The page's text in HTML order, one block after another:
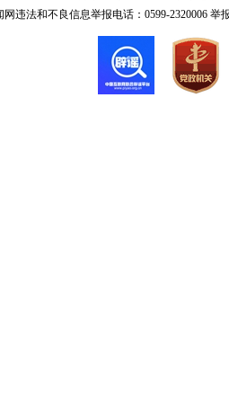
网违法和不良信息举报电话：0599-2320006 举